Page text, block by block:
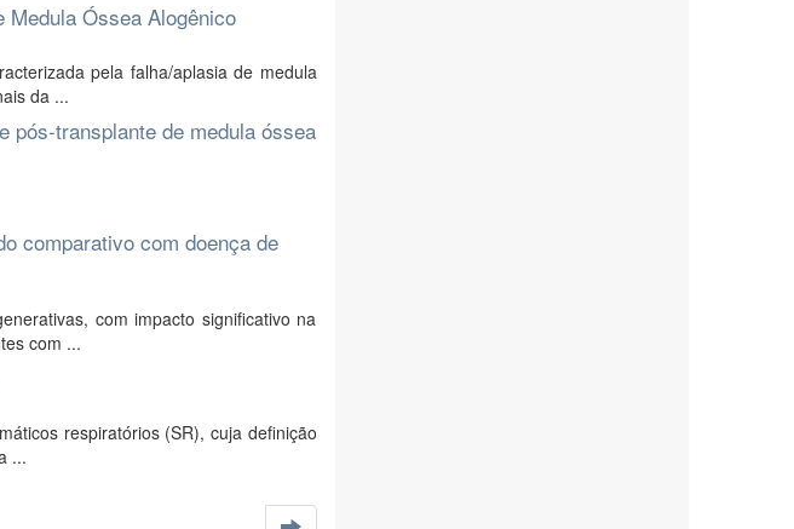
Medula Óssea Alogênico
pela falha/aplasia de medula
da ...
pós-transplante de medula óssea
comparativo com doença de
com impacto significativo na
com ...
respiratórios (SR), cuja definição
...